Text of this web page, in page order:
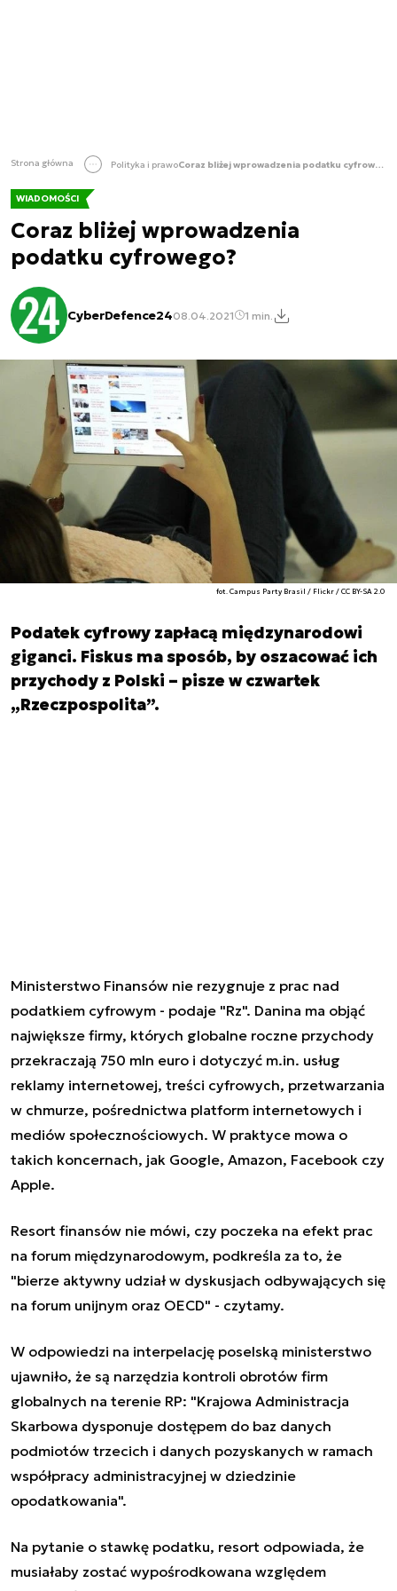
Strona główna Polityka i prawo Coraz bliżej wprowadzenia podatku cyfrowego?
WIADOMOŚCI
Coraz bliżej wprowadzenia
podatku cyfrowego?
CyberDefence2408.04.2021 1 min.
fot. Campus Party Brasil / Flickr / CC BY-SA 2.0
Podatek cyfrowy zapłacą międzynarodowi
giganci. Fiskus ma sposób, by oszacować ich
przychody z Polski – pisze w czwartek
„Rzeczpospolita”.
Ministerstwo Finansów nie rezygnuje z prac nad
podatkiem cyfrowym - podaje "Rz". Danina ma objąć
największe firmy, których globalne roczne przychody
przekraczają 750 mln euro i dotyczyć m.in. usług
reklamy internetowej, treści cyfrowych, przetwarzania
w chmurze, pośrednictwa platform internetowych i
mediów społecznościowych. W praktyce mowa o
takich koncernach, jak Google, Amazon, Facebook czy
Apple.
Resort finansów nie mówi, czy poczeka na efekt prac
na forum międzynarodowym, podkreśla za to, że
"bierze aktywny udział w dyskusjach odbywających się
na forum unijnym oraz OECD" - czytamy.
W odpowiedzi na interpelację poselską ministerstwo
ujawniło, że są narzędzia kontroli obrotów firm
globalnych na terenie RP: "Krajowa Administracja
Skarbowa dysponuje dostępem do baz danych
podmiotów trzecich i danych pozyskanych w ramach
współpracy administracyjnej w dziedzinie
opodatkowania".
Na pytanie o stawkę podatku, resort odpowiada, że
musiałaby zostać wypośrodkowana względem